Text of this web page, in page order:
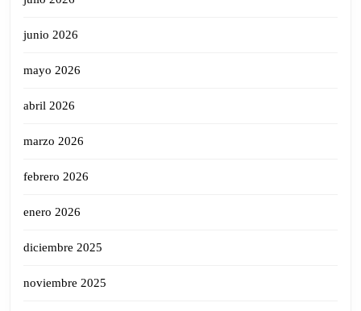
junio 2026
mayo 2026
abril 2026
marzo 2026
febrero 2026
enero 2026
diciembre 2025
noviembre 2025